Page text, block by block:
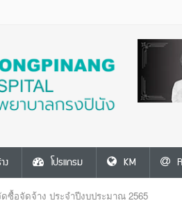
ง โปรแกรม KM
ซื้อจัดจ้าง ประจำปีงบประมาณ 2565